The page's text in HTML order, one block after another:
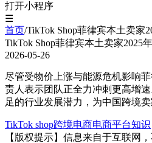
打开小程序
☰
首页/TikTok Shop菲律宾本土卖家
TikTok Shop菲律宾本土卖家2025
2026-05-26
尽管受物价上涨与能源危机影响
责人表示团队正全力冲刺更高增
足的行业发展潜力，为中国跨境
TikTok shop跨境电商电商平台知识
【版权提示】信息来自于互联网